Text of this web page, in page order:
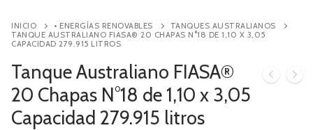
INICIO • ENERGÍAS RENOVABLES
TANQUES AUSTRALIANOS
TANQUE AUSTRALIANO FIASA® 20 CHAPAS N°18 DE 1,10 X 3,05
CAPACIDAD 279.915 LITROS
Tanque Australiano FIASA®
20 Chapas N°18 de 1,10 x 3,05
Capacidad 279.915 litros